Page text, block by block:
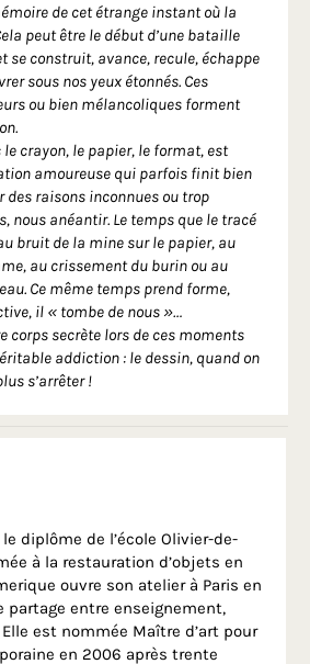
de cet étrange instant où la
peut être le début d’une bataille
se construit, avance, recule, échappe
sous nos yeux étonnés. Ces
ou bien mélancoliques forment
crayon, le papier, le format, est
amoureuse qui parfois finit bien
des raisons inconnues ou trop
nous anéantir. Le temps que le tracé
bruit de la mine sur le papier, au
au crissement du burin ou au
Ce même temps prend forme,
il « tombe de nous »…
corps secrète lors de ces moments
addiction : le dessin, quand on
s’arrêter !
diplôme de l’école Olivier-de-
à la restauration d’objets en
ouvre son atelier à Paris en
partage entre enseignement,
est nommée Maître d’art pour
en 2006 après trente